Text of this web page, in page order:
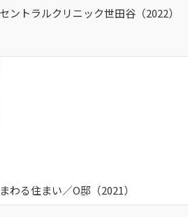
セントラルクリニック世田谷（2022）
まわる住まい／O邸（2021）